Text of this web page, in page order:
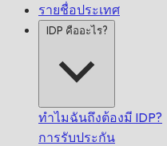
รายชื่อประเทศ
IDP คืออะไร?
ทำไมฉันถึงต้องมี IDP?
การรับประกัน